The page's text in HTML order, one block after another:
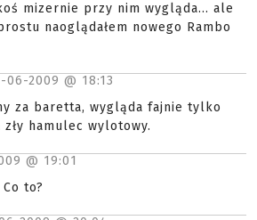
mizernie przy nim wygląda... ale
naoglądałem nowego Rambo
06-2009 @ 18:13
za baretta, wygląda fajnie tylko
zły hamulec wylotowy.
@ 19:01
to?